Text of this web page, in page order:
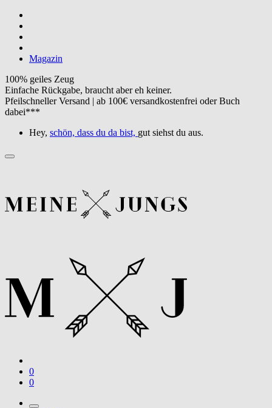
Magazin
100% geiles Zeug
Einfache Rückgabe, braucht aber eh keiner.
Pfeilschneller Versand | ab 100€ versandkostenfrei oder Buch
dabei***
Hey, schön, dass du da bist, gut siehst du aus.
0
0